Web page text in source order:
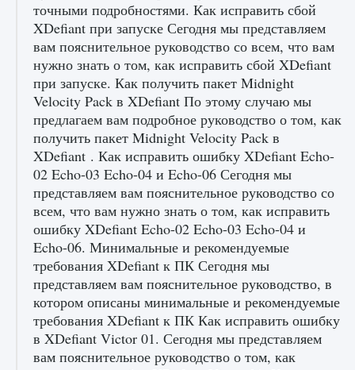
Все новые функции в режиме карьеры EA
FC 25
9 августа 2024 2 096 0 2
Входят ли «Милан» и «Интер» в EA FC 25
9 августа 2024 2 064 0 1
точными подробностями. Как исправить сбой
XDefiant при запуске Сегодня мы представляем
вам пояснительное руководство со всем, что вам
нужно знать о том, как исправить сбой XDefiant
при запуске. Как получить пакет Midnight
Velocity Pack в XDefiant По этому случаю мы
предлагаем вам подробное руководство о том, как
получить пакет Midnight Velocity Pack в
XDefiant . Как исправить ошибку XDefiant Echo-
02 Echo-03 Echo-04 и Echo-06 Сегодня мы
представляем вам пояснительное руководство со
всем, что вам нужно знать о том, как исправить
ошибку XDefiant Echo-02 Echo-03 Echo-04 и
Echo-06. Минимальные и рекомендуемые
требования XDefiant к ПК Сегодня мы
представляем вам пояснительное руководство, в
котором описаны минимальные и рекомендуемые
требования XDefiant к ПК Как исправить ошибку
в XDefiant Victor 01. Сегодня мы представляем
вам пояснительное руководство о том, как